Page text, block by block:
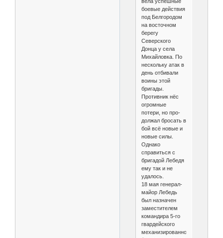
боевые действия
под Белгородом
на восточном
берегу
Северского
Донца у села
Михайловка. По
нескольку атак в
день отбивали
воины этой
бригады.
Противник нёс
огромные
потери, но про­
должал бросать в
бой всё новые и
новые силы.
Однако
справиться с
бригадой Ле­бедя
ему так и не
удалось.
18 мая генерал-
майор Лебедь
был назна­чен
заместителем
командира 5-го
гвардей­ского
механизированного